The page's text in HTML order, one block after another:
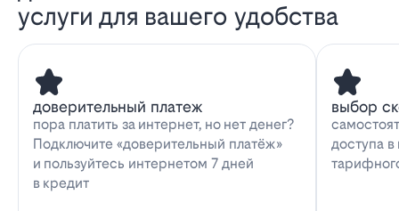
услуги для вашего удобства
доверительный платеж
пора платить за интернет, но нет денег?
Подключите «доверительный платёж»
и пользуйтесь интернетом 7 дней
в кредит
выбор
доступа